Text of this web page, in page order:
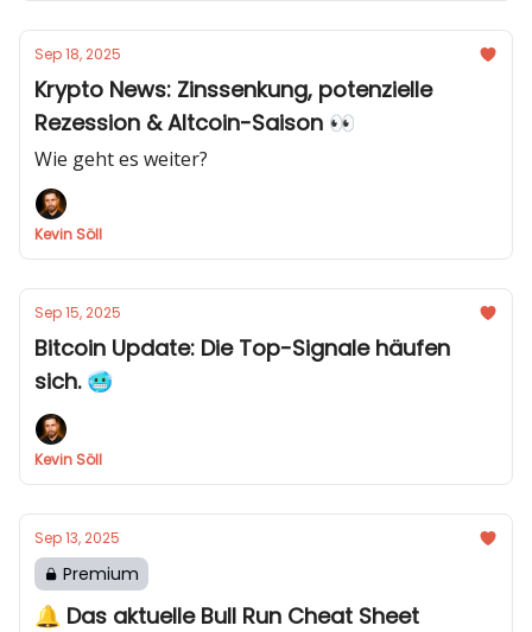
Sep 18, 2025
Krypto News: Zinssenkung, potenzielle
Rezession & Altcoin-Saison 👀
Wie geht es weiter?
Kevin Söll
Sep 15, 2025
Bitcoin Update: Die Top-Signale häufen
sich. 🥶
Kevin Söll
Sep 13, 2025
Premium
🔔 Das aktuelle Bull Run Cheat Sheet